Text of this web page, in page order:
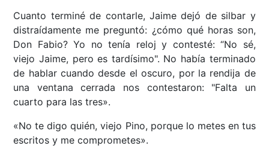
Cuanto terminé de contarle, Jaime dejó de silbar y
distraídamente me preguntó: ¿cómo qué horas son,
Don Fabio? Yo no tenía reloj y contesté: “No sé,
viejo Jaime, pero es tardísimo". No había terminado
de hablar cuando desde el oscuro, por la rendija de
una ventana cerrada nos contestaron: "Falta un
cuarto para las tres».
«No te digo quién, viejo Pino, porque lo metes en tus
escritos y me comprometes».